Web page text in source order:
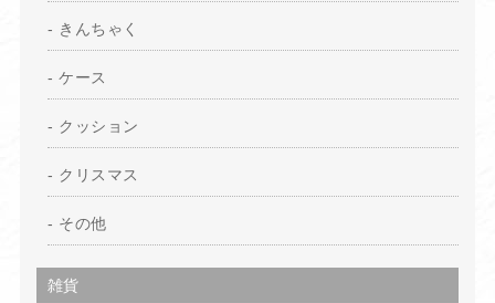
きんちゃく
ケース
クッション
クリスマス
その他
雑貨